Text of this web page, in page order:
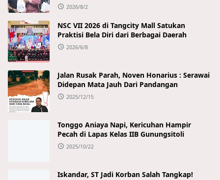
2026/8/2
NSC VII 2026 di Tangcity Mall Satukan
Praktisi Bela Diri dari Berbagai Daerah
2026/6/8
Jalan Rusak Parah, Noven Honarius : Serawai
Didepan Mata Jauh Dari Pandangan
2025/12/15
Tonggo Aniaya Napi, Kericuhan Hampir
Pecah di Lapas Kelas IIB Gunungsitoli
2025/10/22
Iskandar, ST Jadi Korban Salah Tangkap!